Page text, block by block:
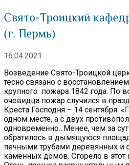
Свято-Троицкий
(г. Пермь)
16.04.2021
Возведение Свято-Троицкой
тесно связано с
крупного пожара 1842 года. По
очевидца пожар случился в
Креста Господня – 14 сентября:
одном месте, а с двух
одновременно…Менее, чем за
обратилось в дымящуюся
печными трубами деревянных и
каменных домов. Сгорело в